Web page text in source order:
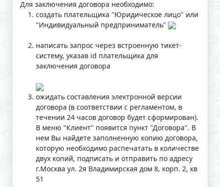
Для заключения договора необходимо:
создать плательщика "Юридическое лицо" или
"Индивидуальный предприниматель"
написать запрос через встроенную тикет-
систему, указав id плательщика для
заключения договора
ожидать составления электронной версии
договора (в соответствии с регламентом, в
течении 24 часов договор будет сформирован).
В меню "Клиент" появится пункт "Договора". В
нем Вы найдете заполненную копию договора,
которую необходимо распечатать в количестве
двух копий, подписать и отправить по адресу
г.Москва ул. 2я Владимирская дом 8, корп. 2, кв
51